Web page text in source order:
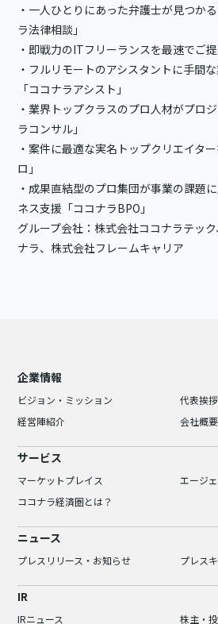
・一人ひとりにあった弁護士が見つか
ラ法律相談」
・即戦力のITフリーランスを最速でご
・フルリモートのアシスタントに手間
「ココナラアシスト」
・業界トップクラスのプロ人材がプロ
ラコンサル」
・案件に最適な実名トップクリエイタ
ロ」
・成果直結型のプロ集団が事業の課題
ネス支援「ココナラBPO」
グループ会社：株式会社ココナラテッ
ナラ、株式会社フレームキャリア
企業情報
ビジョン・ミッション
代表挨拶
経営陣紹介
会社概要
サービス
マーケットプレイス
エージ
ココナラ経済圏とは？
ニュース
プレスリリース・お知らせ プレス
IR
IRニュース 株主・